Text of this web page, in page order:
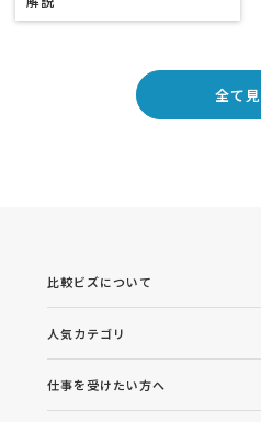
全て
比較ビズについて
人気カテゴリ
仕事を受けたい方へ